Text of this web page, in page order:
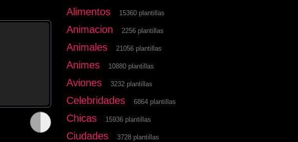
Alimentos 15360 plantillas
Animacion 2256 plantillas
Animales 21056 plantillas
Animes 10880 plantillas
Aviones 3232 plantillas
Celebridades 6864 plantillas
Chicas 15936 plantillas
Ciudades 3728 plantillas